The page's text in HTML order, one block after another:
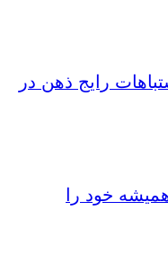
رایج ذهن در
خود را